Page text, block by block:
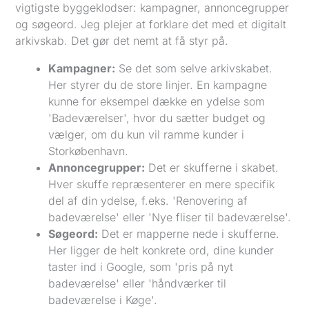
vigtigste byggeklodser: kampagner, annoncegrupper
og søgeord. Jeg plejer at forklare det med et digitalt
arkivskab. Det gør det nemt at få styr på.
Kampagner: Se det som selve arkivskabet.
Her styrer du de store linjer. En kampagne
kunne for eksempel dække en ydelse som
'Badeværelser', hvor du sætter budget og
vælger, om du kun vil ramme kunder i
Storkøbenhavn.
Annoncegrupper: Det er skufferne i skabet.
Hver skuffe repræsenterer en mere specifik
del af din ydelse, f.eks. 'Renovering af
badeværelse' eller 'Nye fliser til badeværelse'.
Søgeord: Det er mapperne nede i skufferne.
Her ligger de helt konkrete ord, dine kunder
taster ind i Google, som 'pris på nyt
badeværelse' eller 'håndværker til
badeværelse i Køge'.